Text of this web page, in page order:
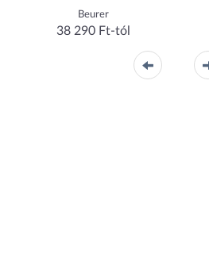
Beurer
38 290 Ft-tól